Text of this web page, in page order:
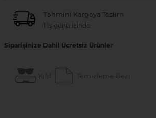
Tahmini Kargoya Teslim
1 İş günü içinde
Siparişinize Dahil Ücretsiz Ürünler
Kılıf Temizleme Bezi